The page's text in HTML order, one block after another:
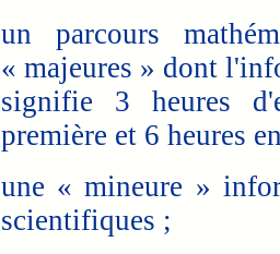
un parcours
« majeures » dont
signifie 3 heures
première et 6 heures
une « mineure »
scientifiques ;